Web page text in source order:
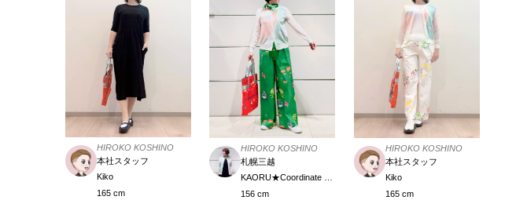
HIROKO KOSHINO
本社スタッフ
Kiko
165 cm
HIROKO KOSHINO
札幌三越
156 cm
HIROKO KOSHINO
本社スタッフ
Kiko
165 cm